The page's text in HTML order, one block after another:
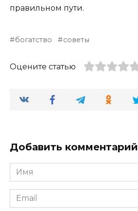
правильном пути.
богатство советы
Оцените статью
Добавить комментарий
Имя
*
Email
*